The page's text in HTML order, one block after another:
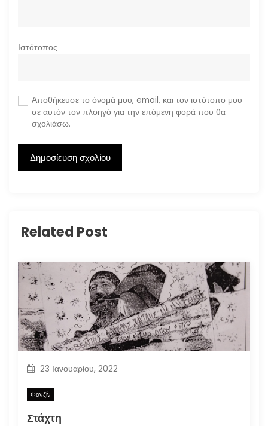
Ιστότοπος
Αποθήκευσε το όνομά μου, email, και τον ιστότοπο μου
σε αυτόν τον πλοηγό για την επόμενη φορά που θα
σχολιάσω.
Related Post
23 Ιανουαρίου, 2022
Φανζίν
Στάχτη